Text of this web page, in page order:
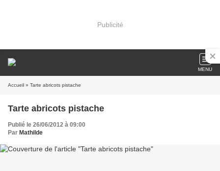
Publicité
MENU
Accueil » Tarte abricots pistache
Tarte abricots pistache
Publié le 26/06/2012 à 09:00
Par Mathilde